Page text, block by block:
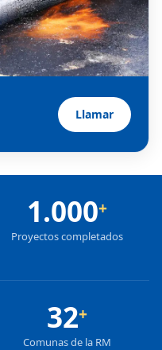
Llamar
1.000+
Proyectos completados
32+
Comunas de la RM